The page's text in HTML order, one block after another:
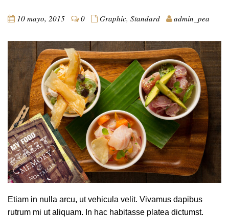
10 mayo, 2015 0 Graphic, Standard admin_pea
Etiam in nulla arcu, ut vehicula velit. Vivamus dapibus
rutrum mi ut aliquam. In hac habitasse platea dictumst.